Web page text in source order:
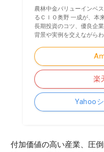
農林中金バリューインベ
るＣＩＯ奥野 一成が、本
長期投資のコツ、優良企
背景や実例を交えながら
楽
Yahoo
付加価値の高い産業、圧